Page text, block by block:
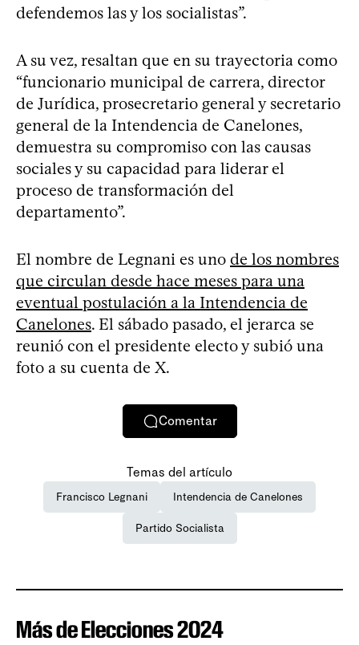
defendemos las y los socialistas”.
A su vez, resaltan que en su trayectoria como
“funcionario municipal de carrera, director
de Jurídica, prosecretario general y secretario
general de la Intendencia de Canelones,
demuestra su compromiso con las causas
sociales y su capacidad para liderar el
proceso de transformación del
departamento”.
El nombre de Legnani es uno de los nombres
que circulan desde hace meses para una
eventual postulación a la Intendencia de
Canelones. El sábado pasado, el jerarca se
reunió con el presidente electo y subió una
foto a su cuenta de X.
Comentar
Temas del artículo
Francisco Legnani Intendencia de Canelones
Partido Socialista
Más de Elecciones 2024